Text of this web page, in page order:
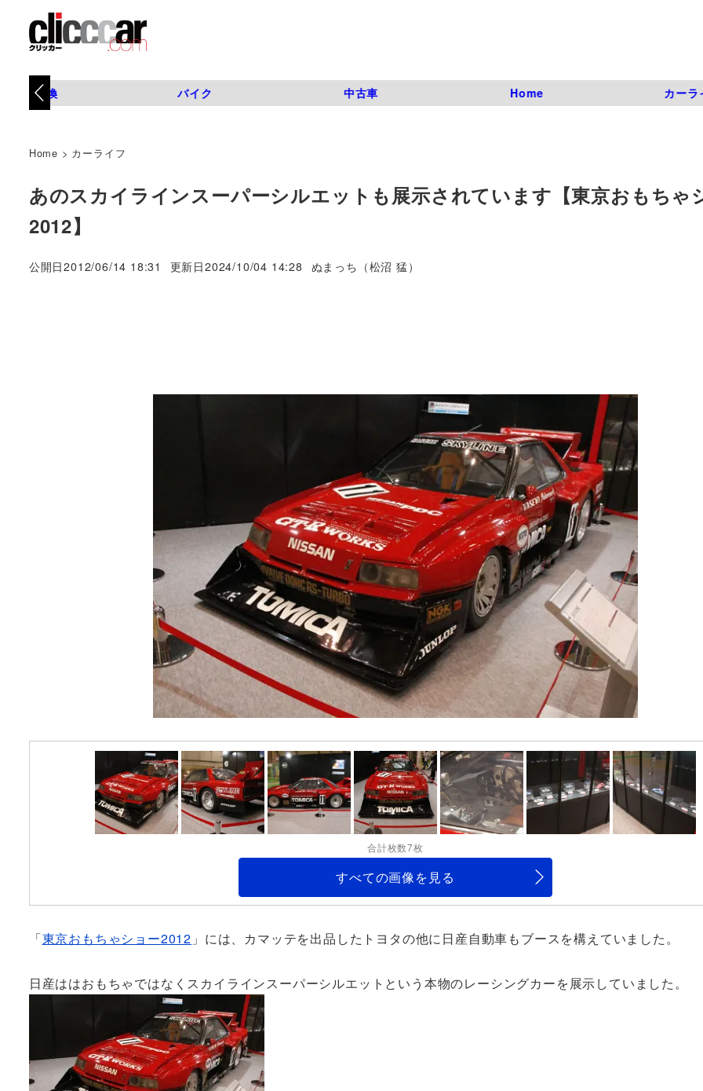
タイヤ交換 バイク 中古車 Home カーラ
Home > カーライフ
あのスカイラインスーパーシルエットも展示されています【東京おもちゃ
2012】
公開日2012/06/14 18:31 更新日2024/10/04 14:28
著
ぬまっち（松沼 猛）
合計枚数7枚
すべての画像を見る
「東京おもちゃショー2012 」には、カマッテを出品したトヨタの他に日産自動車もブースを構えていました。
日産ははおもちゃではなくスカイラインスーパーシルエットという本物のレーシングカーを展示していました。